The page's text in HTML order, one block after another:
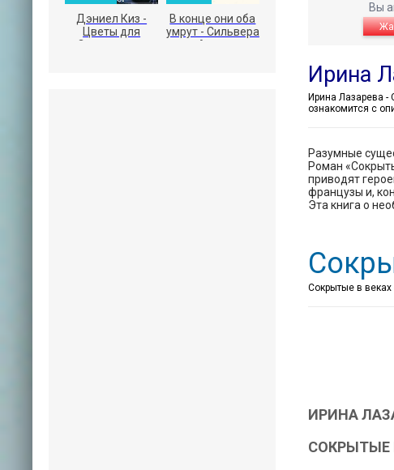
Вы
Ирина
ознакомится с
Разумные
Роман
приводят
французы и,
Эта книга о
Сокрытые в веках
ИРИНА
СОКРЫТЫЕ
Дэниел Киз -
Цветы для
Элджернона
В конце они оба
умрут - Сильвера
Адам